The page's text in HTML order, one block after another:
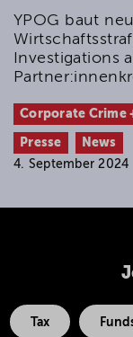
YPOG baut
Investigations
Corporate Crime
Presse
News
4. September 2024
Tax